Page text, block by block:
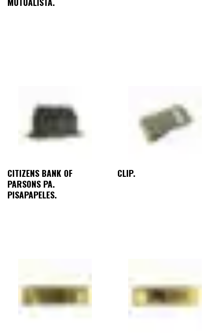
CITIZENS BANK OF
PARSONS PA.
PISAPAPELES.
CLIP.